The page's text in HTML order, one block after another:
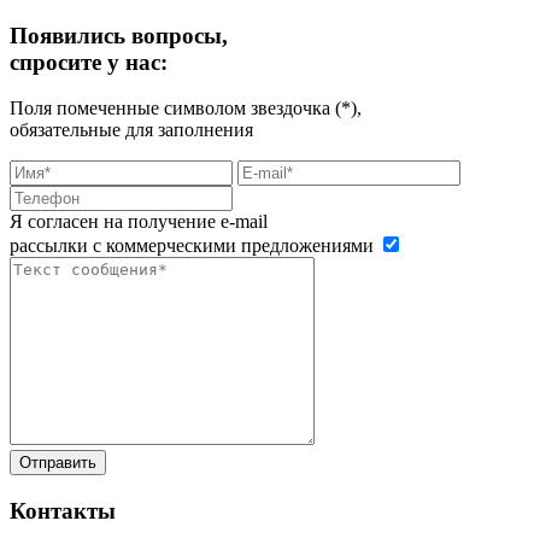
Появились вопросы,
спросите у нас:
Поля помеченные символом звездочка (*),
обязательные для заполнения
Я согласен на получение e-mail
рассылки с коммерческими предложениями
Контакты